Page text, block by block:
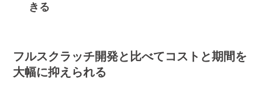
きる
フルスクラッチ開発と比べてコストと期間を
大幅に抑えられる